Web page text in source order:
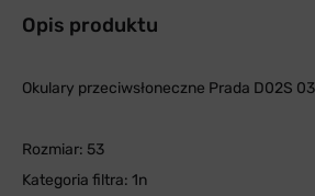
Opis produktu
Okulary przeciwsłoneczne Prada D02S
Rozmiar: 53
Kategoria filtra: 1n